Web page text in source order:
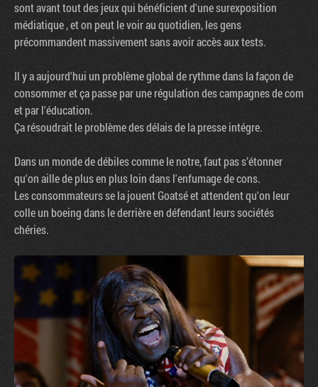
sont avant tout des jeux qui bénéficient d'une surexposition
médiatique , et on peut le voir au quotidien, les gens
précommandent massivement sans avoir accès aux tests.
Il y a aujourd'hui un problème global de rythme dans la façon de
consommer et ça passe par une régulation des campagnes de com
et par l'éducation.
Ça résoudrait le problème des délais de la presse intégre.
Dans un monde de débiles comme le notre, faut pas s’étonner
qu'on aille de plus en plus loin dans l'enfumage de cons.
Les consommateurs se la jouent Goatsé et attendent qu'on leur
colle un boeing dans le derrière en défendant leurs sociétés
chéries.